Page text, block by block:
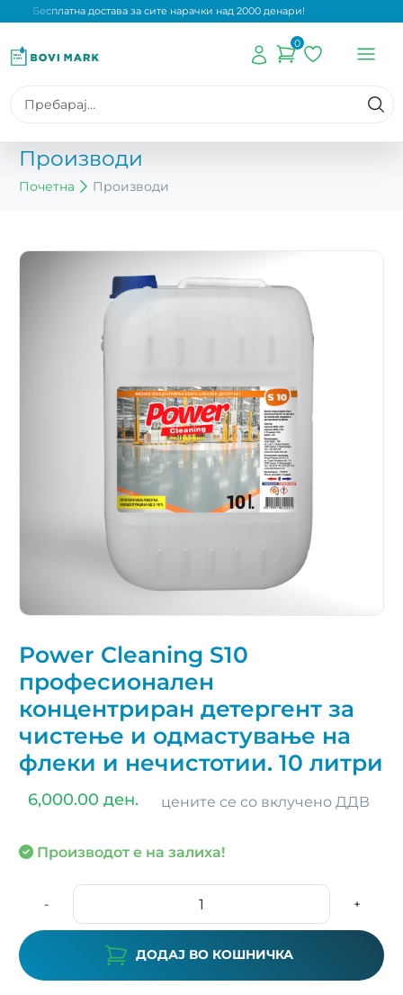
Бесплатна достава за сите нарачки над 2000 денари!
0
Производи
Почетна Производи
Power Cleaning S10
професионален
концентриран детергент за
чистење и одмастување на
флеки и нечистотии. 10 литри
6,000.00 ден. цените се со вклучено ДДВ
Производот е на залиха!
- +
ДОДАЈ ВО КОШНИЧКА